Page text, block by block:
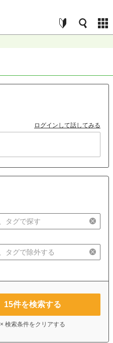
ログインして話してみる
15件を検索する
× 検索条件をクリアする